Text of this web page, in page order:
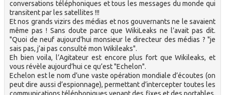
conversations téléphoniques et tous les messages du monde qui
transitent par les satellites !!!
Et nos grands vizirs des médias et nos gouvernants ne le savaient
même pas ! Sans doute parce que WikiLeaks ne l’avait pas dit.
"Quoi de neuf aujourd’hui monsieur le directeur des médias ? "je
sais pas, j’ai pas consulté mon Wikileaks".
Eh bien voila, l’Agitateur est encore plus fort que Wikileaks, et
vous révèle aujourd’hui ce qu’est "Echelon".
Echelon est le nom d’une vaste opération mondiale d’écoutes (on
peut dire aussi d’espionnage), permettant d’intercepter toutes les
communications téléphoniques venant des fixes et des portables,